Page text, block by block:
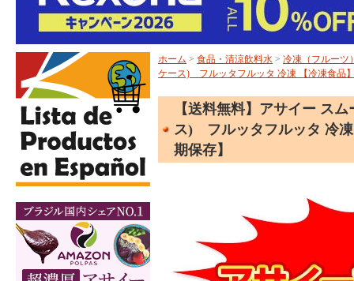
ホーム > 食品・清涼飲料水 > 冷凍（フルーツ
ケース) フルッタフルッタ 冷凍 【冷凍食品
【送料無料】アサイー ス
ス) フルッタフルッタ 冷
期保存】